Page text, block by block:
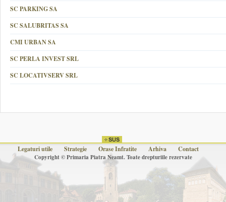
SC PARKING SA
SC SALUBRITAS SA
CMI URBAN SA
SC PERLA INVEST SRL
SC LOCATIVSERV SRL
Legaturi utile Strategie Orase Infratite Arhiva Contact
Copyright © Primaria Piatra Neamt. Toate drepturiile rezervate